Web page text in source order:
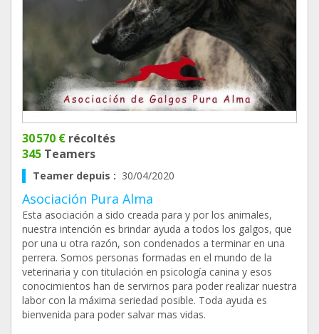
30 570 € récoltés
345 Teamers
Teamer depuis : 30/04/2020
Asociación Pura Alma
Esta asociación a sido creada para y por los animales,
nuestra intención es brindar ayuda a todos los galgos, que
por una u otra razón, son condenados a terminar en una
perrera. Somos personas formadas en el mundo de la
veterinaria y con titulación en psicología canina y esos
conocimientos han de servirnos para poder realizar nuestra
labor con la máxima seriedad posible. Toda ayuda es
bienvenida para poder salvar mas vidas.